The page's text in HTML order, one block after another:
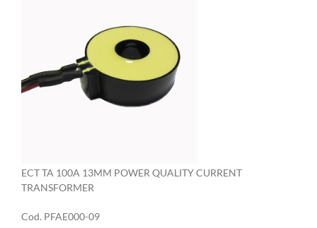
ECT TA 100A 13MM POWER QUALITY CURRENT
TRANSFORMER
Cod. PFAE000-09